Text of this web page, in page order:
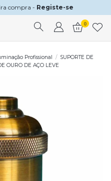
compra - Registe-se
0
Profissional
SUPORTE DE
OURO DE AÇO LEVE